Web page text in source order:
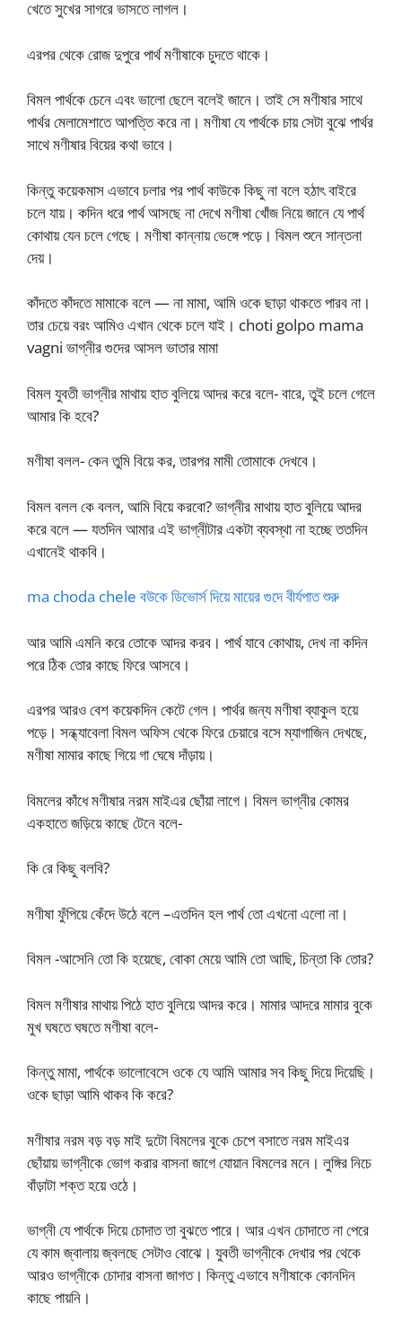
খেতে সুখের সাগরে ভাসতে লাগল।
এরপর থেকে রোজ দুপুরে পার্থ মণীষাকে চুদতে থাকে।
বিমল পার্থকে চেনে এবং ভালো ছেলে বলেই জানে। তাই সে মণীষার সাথে
পার্থর মেলামেশাতে আপত্তি করে না। মণীষা যে পার্থকে চায় সেটা বুঝে পার্থর
সাথে মণীষার বিয়ের কথা ভাবে।
কিন্তু কয়েকমাস এভাবে চলার পর পার্থ কাউকে কিছু না বলে হঠাৎ বাইরে
চলে যায়। কদিন ধরে পার্থ আসছে না দেখে মণীষা খোঁজ নিয়ে জানে যে পার্থ
কোথায় যেন চলে গেছে। মণীষা কান্নায় ভেঙ্গে পড়ে। বিমল শুনে সান্তনা
দেয়।
কাঁদতে কাঁদতে মামাকে বলে — না মামা, আমি ওকে ছাড়া থাকতে পারব না।
তার চেয়ে বরং আমিও এখান থেকে চলে যাই। choti golpo mama
vagni ভাগ্নীর গুদের আসল ভাতার মামা
বিমল যুবতী ভাগ্নীর মাথায় হাত বুলিয়ে আদর করে বলে- বারে, তুই চলে গেলে
আমার কি হবে?
মণীষা বলল- কেন তুমি বিয়ে কর, তারপর মামী তোমাকে দেখবে।
বিমল বলল কে বলল, আমি বিয়ে করবো? ভাগ্নীর মাথায় হাত বুলিয়ে আদর
করে বলে — যতদিন আমার এই ভাগ্নীটার একটা ব্যবস্থা না হচ্ছে ততদিন
এখানেই থাকবি।
ma choda chele বউকে ডিভোর্স দিয়ে মায়ের গুদে বীর্যপাত শুরু
আর আমি এমনি করে তোকে আদর করব। পার্থ যাবে কোথায়, দেখ না কদিন
পরে ঠিক তোর কাছে ফিরে আসবে।
এরপর আরও বেশ কয়েকদিন কেটে গেল। পার্থর জন্য মণীষা ব্যাকুল হয়ে
পড়ে। সন্ধ্যাবেলা বিমল অফিস থেকে ফিরে চেয়ারে বসে ম্যাগাজিন দেখছে,
মণীষা মামার কাছে গিয়ে গা ঘেষে দাঁড়ায়।
বিমলের কাঁধে মণীষার নরম মাইএর ছোঁয়া লাগে। বিমল ভাগ্নীর কোমর
একহাতে জড়িয়ে কাছে টেনে বলে-
কি রে কিছু বলবি?
মণীষা ফুঁপিয়ে কেঁদে উঠে বলে –এতদিন হল পার্থ তো এখনো এলো না।
বিমল -আসেনি তো কি হয়েছে, বোকা মেয়ে আমি তো আছি, চিন্তা কি তোর?
বিমল মণীষার মাথায় পিঠে হাত বুলিয়ে আদর করে। মামার আদরে মামার বুকে
মুখ ঘষতে ঘষতে মণীষা বলে-
কিন্তু মামা, পার্থকে ভালোবেসে ওকে যে আমি আমার সব কিছু দিয়ে দিয়েছি।
ওকে ছাড়া আমি থাকব কি করে?
মণীষার নরম বড় বড় মাই দুটো বিমলের বুকে চেপে বসাতে নরম মাইএর
ছোঁয়ায় ভাগ্নীকে ভোগ করার বাসনা জাগে যোয়ান বিমলের মনে। লুঙ্গির নিচে
বাঁড়াটা শক্ত হয়ে ওঠে।
ভাগ্নী যে পার্থকে দিয়ে চোদাত তা বুঝতে পারে। আর এখন চোদাতে না পেরে
যে কাম জ্বালায় জ্বলছে সেটাও বোঝে। যুবতী ভাগ্নীকে দেখার পর থেকে
আরও ভাগ্নীকে চোদার বাসনা জাগত। কিন্তু এভাবে মণীষাকে কোনদিন
কাছে পায়নি।